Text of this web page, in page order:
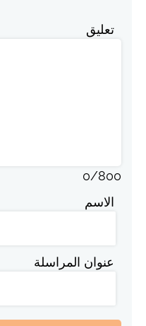
تعليق
0/800
الاسم
عنوان المراسلة